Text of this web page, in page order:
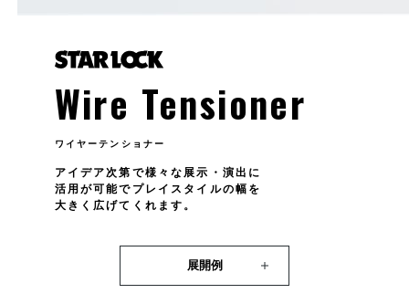
Wire Tensioner
ワイヤーテンショナー
アイデア次第で様々な展示・演出に
活用が可能でプレイスタイルの幅を
大きく広げてくれます。
展開例